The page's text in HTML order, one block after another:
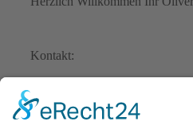
Kontakt:
Schwarzwaldstr.8